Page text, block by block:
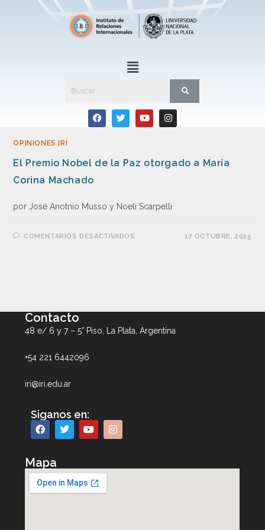
OPINIONES IRI
El Premio Nobel de la Paz otorgado a María
Corina Machado
por José Anotnio Musso y Noeli Scarpelli
COMENTARIOS DESACTIVADOS 17 OCTUBRE, 2025
Contacto
48 e/ 6 y 7 – 5° Piso, La Plata, Argentina
+54 221 6442096
iri@iri.edu.ar
Siganos en:
Mapa